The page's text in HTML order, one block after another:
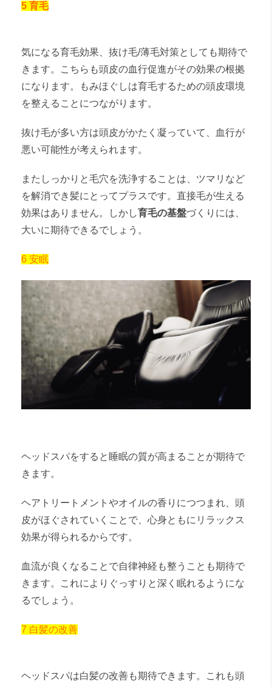
5 育毛
気になる育毛効果、抜け毛/薄毛対策としても期待で
きます。こちらも頭皮の血行促進がその効果の根拠
になります。もみほぐしは育毛するための頭皮環境
を整えることにつながります。
抜け毛が多い方は頭皮がかたく凝っていて、血行が
悪い可能性が考えられます。
またしっかりと毛穴を洗浄することは、ツマリなど
を解消でき髪にとってプラスです。直接毛が生える
効果はありません。しかし育毛の基盤づくりには、
大いに期待できるでしょう。
6 安眠
ヘッドスパをすると睡眠の質が高まることが期待で
きます。
ヘアトリートメントやオイルの香りにつつまれ、頭
皮がほぐされていくことで、心身ともにリラックス
効果が得られるからです。
血流が良くなることで自律神経も整うことも期待で
きます。これによりぐっすりと深く眠れるようにな
るでしょう。
7 白髪の改善
ヘッドスパは白髪の改善も期待できます。これも頭